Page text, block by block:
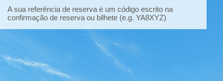
A sua referência de reserva é um código escrito na
confirmação de reserva ou bilhete (e.g. YA8XYZ)